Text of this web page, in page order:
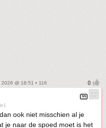
@ 18:51 • 116
ook niet misschien al je
je naar de spoed moet is het